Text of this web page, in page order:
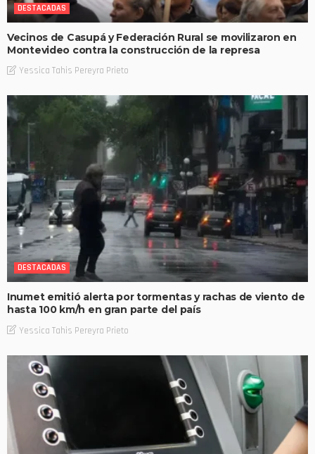
DESTACADAS
Vecinos de Casupá y Federación Rural se movilizaron en
Montevideo contra la construcción de la represa
Yessica Tahis Pereyra Prieto
DESTACADAS
Inumet emitió alerta por tormentas y rachas de viento de
hasta 100 km/h en gran parte del país
Yessica Tahis Pereyra Prieto